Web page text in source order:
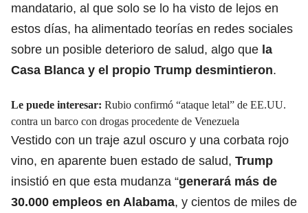
mandatario, al que solo se lo ha visto de lejos en
estos días, ha alimentado teorías en redes sociales
sobre un posible deterioro de salud, algo que la
Casa Blanca y el propio Trump desmintieron.
Le puede interesar: Rubio confirmó “ataque letal” de EE.UU.
contra un barco con drogas procedente de Venezuela
Vestido con un traje azul oscuro y una corbata rojo
vino, en aparente buen estado de salud, Trump
insistió en que esta mudanza “generará más de
30.000 empleos en Alabama, y cientos de miles de